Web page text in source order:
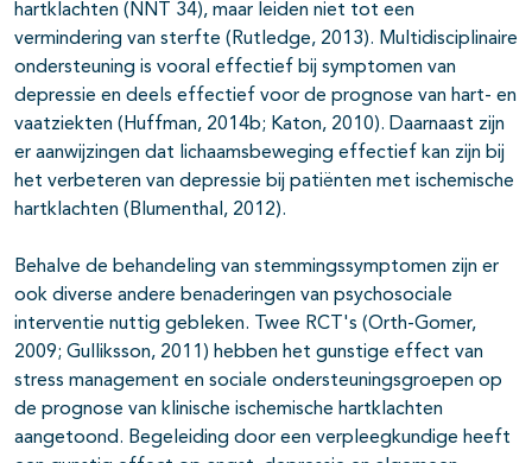
hartklachten (NNT 34), maar leiden niet tot een
vermindering van sterfte (Rutledge, 2013). Multidisciplinaire
ondersteuning is vooral effectief bij symptomen van
depressie en deels effectief voor de prognose van hart- en
vaatziekten (Huffman, 2014b; Katon, 2010). Daarnaast zijn
er aanwijzingen dat lichaamsbeweging effectief kan zijn bij
het verbeteren van depressie bij patiënten met ischemische
hartklachten (Blumenthal, 2012).
Behalve de behandeling van stemmingssymptomen zijn er
ook diverse andere benaderingen van psychosociale
interventie nuttig gebleken. Twee RCT's (Orth-Gomer,
2009; Gulliksson, 2011) hebben het gunstige effect van
stress management en sociale ondersteuningsgroepen op
de prognose van klinische ischemische hartklachten
aangetoond. Begeleiding door een verpleegkundige heeft